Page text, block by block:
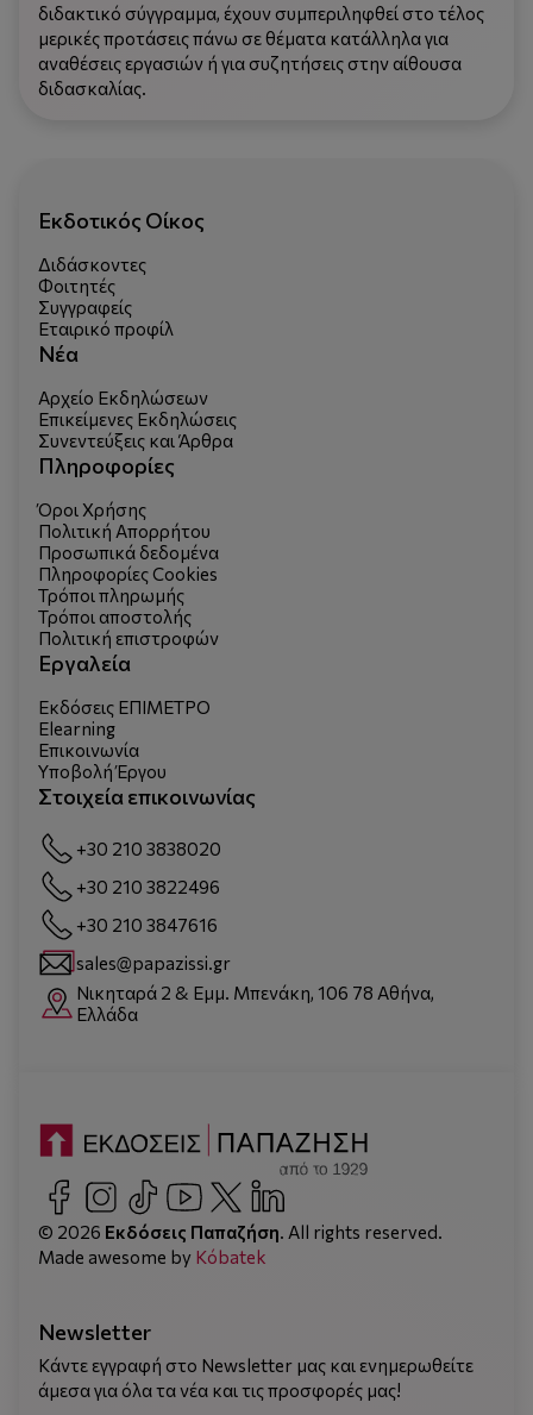
διδακτικό σύγγραμμα, έχουν συμπεριληφθεί στο τέλος
μερικές προτάσεις πάνω σε θέματα κατάλληλα για
αναθέσεις εργασιών ή για συζητήσεις στην αίθουσα
διδασκαλίας.
Εκδοτικός Οίκος
Διδάσκοντες
Φοιτητές
Συγγραφείς
Εταιρικό προφίλ
Νέα
Αρχείο Εκδηλώσεων
Επικείμενες Εκδηλώσεις
Συνεντεύξεις και Άρθρα
Πληροφορίες
Όροι Χρήσης
Πολιτική Απορρήτου
Προσωπικά δεδομένα
Πληροφορίες Cookies
Τρόποι πληρωμής
Τρόποι αποστολής
Πολιτική επιστροφών
Εργαλεία
Εκδόσεις ΕΠΙΜΕΤΡΟ
Elearning
Επικοινωνία
Υποβολή Έργου
Στοιχεία επικοινωνίας
+30 210 3838020
+30 210 3822496
+30 210 3847616
sales@papazissi.gr
Νικηταρά 2 & Εμμ. Μπενάκη, 106 78 Αθήνα,
Ελλάδα
© 2026 Εκδόσεις Παπαζήση. All rights reserved.
Made awesome by Kόbatek
Newsletter
Κάντε εγγραφή στο Newsletter μας και ενημερωθείτε
άμεσα για όλα τα νέα και τις προσφορές μας!